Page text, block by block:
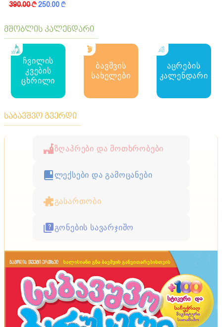
390.00k250.00k
მშობლის კალენდარი
ჩვილის
კვების
ცხრილი
ბავშვის
სახელები
აცრების
კალენდარი
საბავშვო გვერდი
ზღაპრები და მოთხრობები
ლექსები და გამოცანები
გასართობი
გონების სავარჯიშო